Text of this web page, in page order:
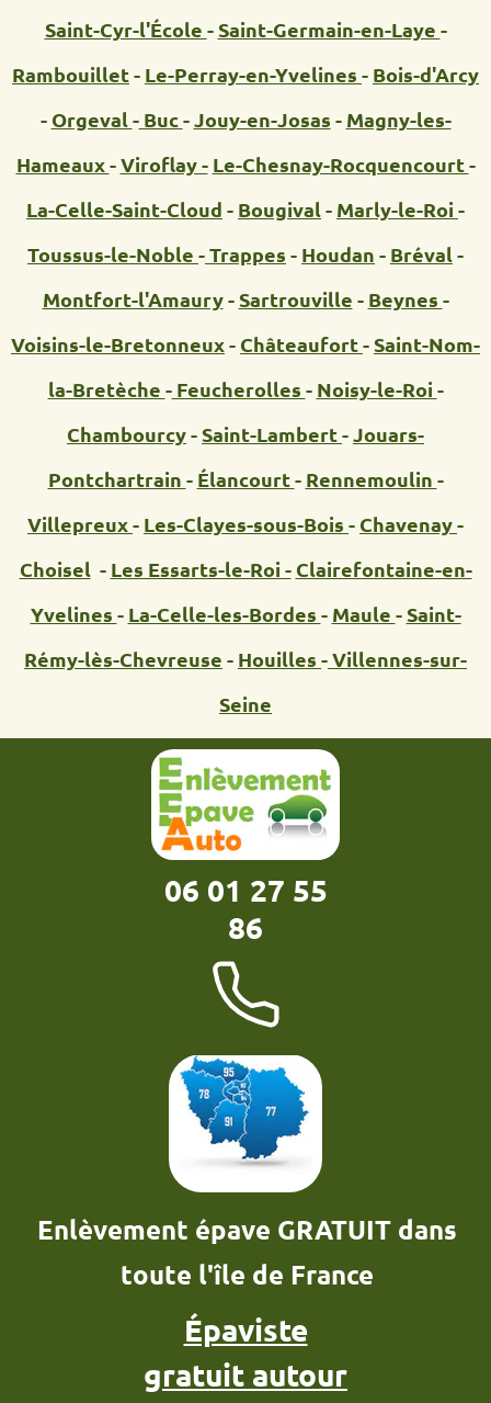
Saint-Cyr-l'École -Saint-Germain-en-Laye -
Rambouillet- Le-Perray-en-Yvelines - Bois-d'Arcy
- Orgeval-Buc-Jouy-en-Josas - Magny-les-
Hameaux-Viroflay - Le-Chesnay-Rocquencourt-
La-Celle-Saint-Cloud - Bougival- Marly-le-Roi-
Toussus-le-Noble -Trappes - Houdan - Bréval-
Montfort-l'Amaury-Sartrouville - Beynes -
Voisins-le-Bretonneux- Châteaufort-Saint-Nom-
la-Bretèche -Feucherolles - Noisy-le-Roi-
Chambourcy-Saint-Lambert-Jouars-
Pontchartrain - Élancourt- Rennemoulin -
Villepreux- Les-Clayes-sous-Bois - Chavenay-
Choisel - Les Essarts-le-Roi - Clairefontaine-en-
Yvelines - La-Celle-les-Bordes - Maule -Saint-
Rémy-lès-Chevreuse - Houilles -Villennes-sur-
Seine
06 01 27 55
86
Enlèvement épave GRATUIT dans
toute l'île de France
Épaviste
gratuit autour